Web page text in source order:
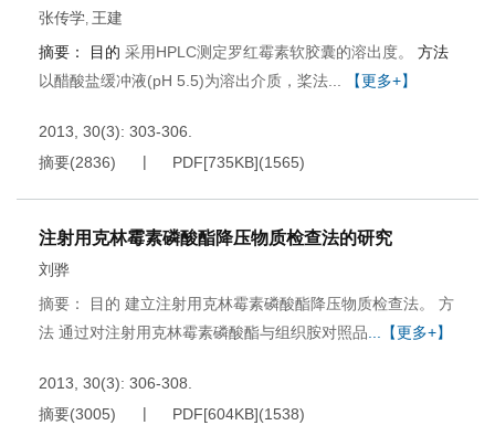
张传学, 王建
摘要：
目的 采用HPLC测定罗红霉素软胶囊的溶出度。 方法
以醋酸盐缓冲液(pH 5.5)为溶出介质，桨法...
【更多+】
2013, 30(3): 303-306.
摘要(2836) PDF[735KB](1565)
注射用克林霉素磷酸酯降压物质检查法的研究
刘骅
摘要： 目的 建立注射用克林霉素磷酸酯降压物质检查法。 方
法 通过对注射用克林霉素磷酸酯与组织胺对照品 ...【更多+】
2013, 30(3): 306-308.
摘要(3005) PDF[604KB](1538)